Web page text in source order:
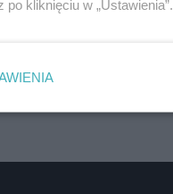
po kliknięciu w „Ustawienia”.